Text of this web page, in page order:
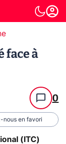
face à
0
nous en favori
(ITC)